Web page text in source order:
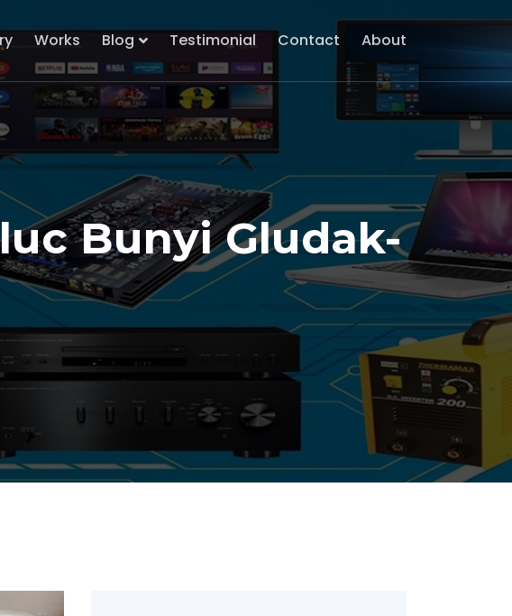
Works Blog Testimonial Contact About
Bunyi Gludak-